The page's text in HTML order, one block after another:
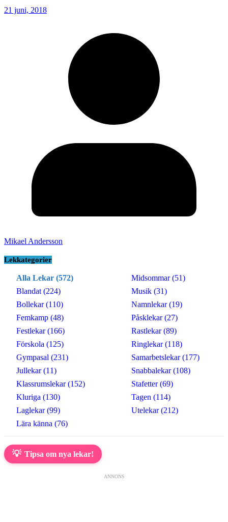
21 juni, 2018
Mikael Andersson
Lekkategorier
Alla Lekar (572)
Blandat (224)
Bollekar (110)
Femkamp (48)
Festlekar (166)
Förskola (125)
Gympasal (231)
Jullekar (11)
Klassrumslekar (152)
Kluriga (130)
Laglekar (99)
Lära känna (76)
Midsommar (51)
Musik (31)
Namnlekar (19)
Påsklekar (27)
Rastlekar (89)
Ringlekar (118)
Samarbetslekar (177)
Snabbalekar (108)
Stafetter (69)
Tagen (114)
Utelekar (212)
💡 Tipsa om nya lekar!
ANNONS